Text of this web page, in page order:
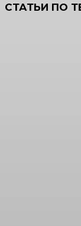
СТАТЬИ ПО